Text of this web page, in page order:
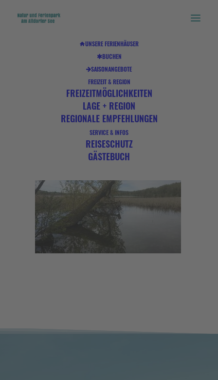
UNSERE FERIENHÄUSER
BUCHEN
SAISONANGEBOTE
FREIZEIT & REGION
FREIZEITMÖGLICHKEITEN
LAGE + REGION
REGIONALE EMPFEHLUNGEN
SERVICE & INFOS
REISESCHUTZ
GÄSTEBUCH
IMG_5642